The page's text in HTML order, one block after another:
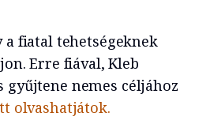
fiatal tehetségeknek
Erre fiával, Kleb
gyűjtene nemes céljához
olvashatjátok.